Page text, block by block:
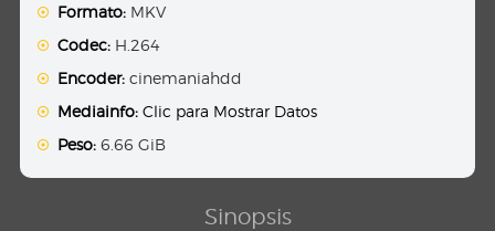
Formato: MKV
Codec: H.264
Encoder: cinemaniahdd
Mediainfo: Clic para Mostrar Datos
Peso: 6.66 GiB
Sinopsis